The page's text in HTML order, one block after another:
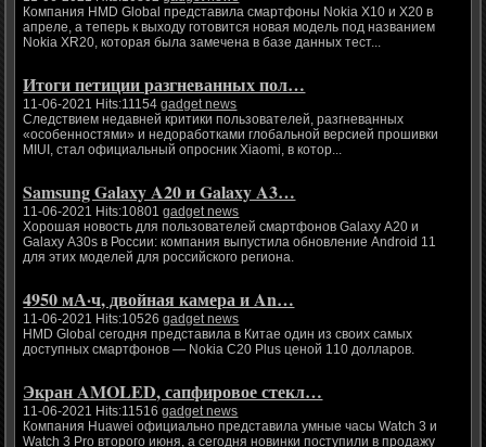
Компания HMD Global представила смартфоны Nokia X10 и X20 в
апреле, а теперь к выходу готовится новая модель под названием
Nokia XR20, которая была замечена в базе данных тест...
Итоги петиции разгневанных пол…
11-06-2021 Hits:11154gadget news
Следствием недавней критики пользователей, разгневанных
«особенностями» и недоработками глобальной версией прошивки
MIUI, стал официальный опросник Xiaomi, в котор...
Samsung Galaxy A20 и Galaxy A3…
11-06-2021 Hits:10801gadget news
Хорошая новость для пользователей смартфонов Galaxy A20 и
Galaxy A30s в России: компания выпустила обновление Android 11
для этих моделей для российского региона.
4950 мА·ч, двойная камера и An…
11-06-2021 Hits:10526gadget news
HMD Global сегодня представила в Китае один из своих самых
доступных смартфонов — Nokia C20 Plus ценой 110 долларов.
Экран AMOLED, сапфировое стекл…
11-06-2021 Hits:11516gadget news
Компания Huawei официально представила умные часы Watch 3 и
Watch 3 Pro второго июня, а сегодня новинки поступили в продажу